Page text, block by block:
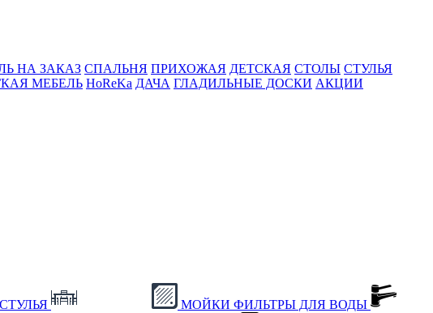
НА ЗАКАЗ СПАЛЬНЯ ПРИХОЖАЯ ДЕТСКАЯ СТОЛЫ СТУЛЬЯ
МЕБЕЛЬ HoReKa ДАЧА ГЛАДИЛЬНЫЕ ДОСКИ АКЦИИ
МОЙКИ ФИЛЬТРЫ ДЛЯ ВОДЫ